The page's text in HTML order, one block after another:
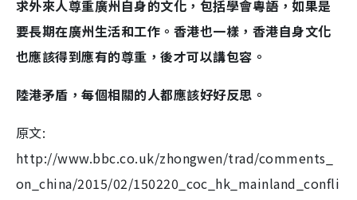
求外來人尊重廣州自身的文化，包括學會粵語，如果是
要長期在廣州生活和工作。香港也一樣，香港自身文化
也應該得到應有的尊重，後才可以講包容。
陸港矛盾，每個相關的人都應該好好反思。
原文:
http://www.bbc.co.uk/zhongwen/trad/comments_
on_china/2015/02/150220_coc_hk_mainland_confli